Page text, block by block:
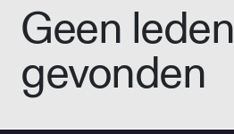
Geen leden
gevonden